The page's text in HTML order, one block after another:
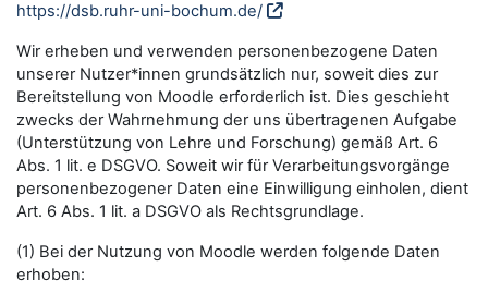
https://dsb.ruhr-uni-bochum.de/
Wir erheben und verwenden personenbezogene Daten
unserer Nutzer*innen grundsätzlich nur, soweit dies zur
Bereitstellung von Moodle erforderlich ist. Dies geschieht
zwecks der Wahrnehmung der uns übertragenen Aufgabe
(Unterstützung von Lehre und Forschung) gemäß Art. 6
Abs. 1 lit. e DSGVO. Soweit wir für Verarbeitungsvorgänge
personenbezogener Daten eine Einwilligung einholen, dient
Art. 6 Abs. 1 lit. a DSGVO als Rechtsgrundlage.
(1) Bei der Nutzung von Moodle werden folgende Daten
erhoben: